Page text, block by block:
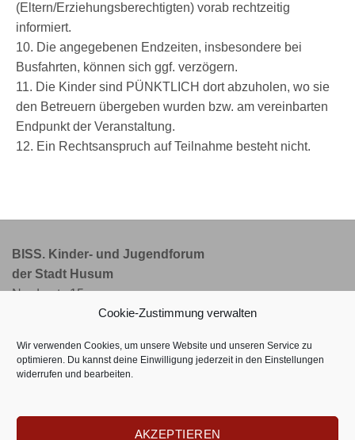
Cookie-Zustimmung verwalten
Wir verwenden Cookies, um unsere Website und unseren Service zu
optimieren. Du kannst deine Einwilligung jederzeit in den Einstellungen
widerrufen und bearbeiten.
AKZEPTIEREN
(Eltern/Erziehungsberechtigten) vorab rechtzeitig
informiert.
10. Die angegebenen Endzeiten, insbesondere bei
Busfahrten, können sich ggf. verzögern.
11. Die Kinder sind PÜNKTLICH dort abzuholen, wo sie
den Betreuern übergeben wurden bzw. am vereinbarten
Endpunkt der Veranstaltung.
12. Ein Rechtsanspruch auf Teilnahme besteht nicht.
BISS. Kinder- und Jugendforum
der Stadt Husum
Norderstr. 15
Telefon: 0 48 41 - 80 00 08